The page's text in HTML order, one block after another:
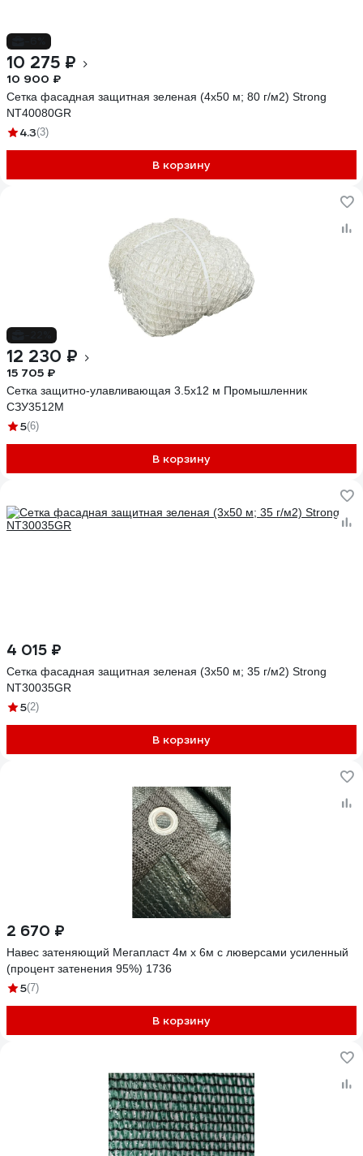
10 275 ₽
10 900 ₽
Сетка фасадная защитная зеленая (4x50 м; 80 г/м2) Strong
NT40080GR
4.3(3)
В корзину
12 230 ₽
15 705 ₽
Сетка защитно-улавливающая 3.5x12 м Промышленник
СЗУ3512М
5(6)
В корзину
4 015 ₽
Сетка фасадная защитная зеленая (3x50 м; 35 г/м2) Strong
NT30035GR
5(2)
В корзину
2 670 ₽
Навес затеняющий Мегапласт 4м х 6м с люверсами усиленный
(процент затенения 95%) 1736
5(7)
В корзину